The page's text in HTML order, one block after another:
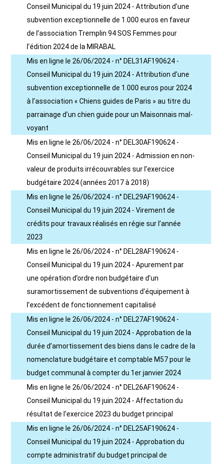
Conseil Municipal du 19 juin 2024 - Attribution d’une
subvention exceptionnelle de 1.000 euros en faveur
de l’association Tremplin 94 SOS Femmes pour
l’édition 2024 de la MIRABAL
Mis en ligne le 26/06/2024 - n° DEL31AF190624 -
Conseil Municipal du 19 juin 2024 - Attribution d’une
subvention exceptionnelle de 1.000 euros pour 2024
à l’association « Chiens guides de Paris » au titre du
parrainage d’un chien guide pour un Maisonnais mal-
voyant
Mis en ligne le 26/06/2024 - n° DEL30AF190624 -
Conseil Municipal du 19 juin 2024 - Admission en non-
valeur de produits irrécouvrables sur l’exercice
budgétaire 2024 (années 2017 à 2018)
Mis en ligne le 26/06/2024 - n° DEL29AF190624 -
Conseil Municipal du 19 juin 2024 - Virement de
crédits pour travaux réalisés en régie sur l’année
2023
Mis en ligne le 26/06/2024 - n° DEL28AF190624 -
Conseil Municipal du 19 juin 2024 - Apurement par
une opération d’ordre non budgétaire d’un
suramortissement de subventions d’équipement à
l’excédent de fonctionnement capitalisé
Mis en ligne le 26/06/2024 - n° DEL27AF190624 -
Conseil Municipal du 19 juin 2024 - Approbation de la
durée d’amortissement des biens dans le cadre de la
nomenclature budgétaire et comptable M57 pour le
budget communal à compter du 1er janvier 2024
Mis en ligne le 26/06/2024 - n° DEL26AF190624 -
Conseil Municipal du 19 juin 2024 - Affectation du
résultat de l’exercice 2023 du budget principal
Mis en ligne le 26/06/2024 - n° DEL25AF190624 -
Conseil Municipal du 19 juin 2024 - Approbation du
compte administratif du budget principal de